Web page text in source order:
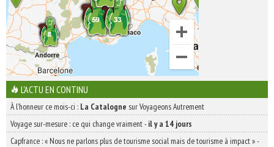
L'ACTU EN CONTINU
À l'honneur ce mois-ci : La Catalogne sur Voyageons Autrement
Voyage sur-mesure : ce qui change vraiment-il y a 14 jours
Capfrance : « Nous ne parlons plus de tourisme social mais de tourisme à impact »-